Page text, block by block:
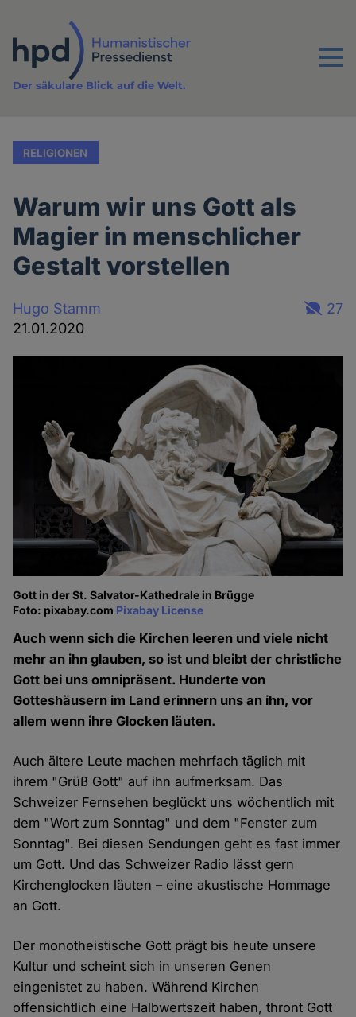
Inhalt
Menu
Der säkulare Blick auf die Welt.
RELIGIONEN
Warum wir uns Gott als
Magier in menschlicher
Gestalt vorstellen
Hugo Stamm
21.01.2020
27
Gott in der St. Salvator-Kathedrale in Brügge
Foto: pixabay.com Pixabay License
Auch wenn sich die Kirchen leeren und viele nicht
mehr an ihn glauben, so ist und bleibt der christliche
Gott bei uns omnipräsent. Hunderte von
Gotteshäusern im Land erinnern uns an ihn, vor
allem wenn ihre Glocken läuten.
Auch ältere Leute machen mehrfach täglich mit
ihrem "Grüß Gott" auf ihn aufmerksam. Das
Schweizer Fernsehen beglückt uns wöchentlich mit
dem "Wort zum Sonntag" und dem "Fenster zum
Sonntag". Bei diesen Sendungen geht es fast immer
um Gott. Und das Schweizer Radio lässt gern
Kirchenglocken läuten – eine akustische Hommage
an Gott.
Der monotheistische Gott prägt bis heute unsere
Kultur und scheint sich in unseren Genen
eingenistet zu haben. Während Kirchen
offensichtlich eine Halbwertszeit haben, thront Gott